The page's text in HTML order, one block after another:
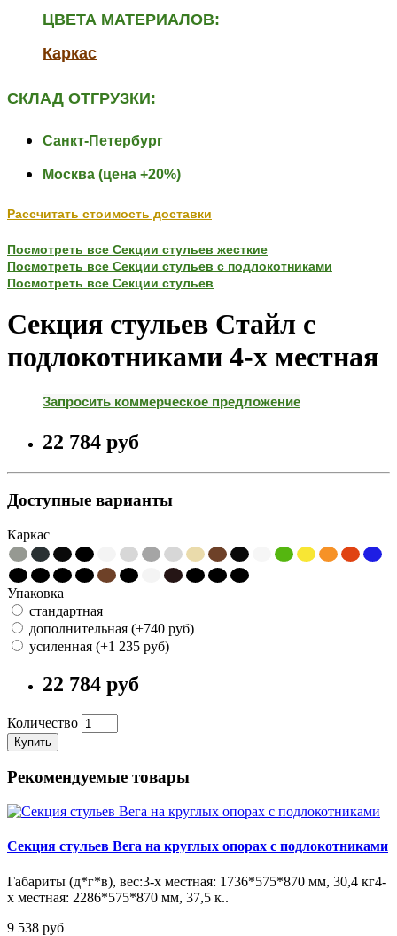
ЦВЕТА МАТЕРИАЛОВ:
Каркас
СКЛАД ОТГРУЗКИ:
Санкт-Петербург
Москва (цена +20%)
Рассчитать стоимость доставки
Посмотреть все Секции стульев жесткие
Посмотреть все Секции стульев с подлокотниками
Посмотреть все Секции стульев
Секция стульев Стайл с
подлокотниками 4-х местная
Запросить коммерческое предложение
22 784 pуб
Доступные варианты
Каркас
Упаковка
стандартная
дополнительная (+740 pуб)
усиленная (+1 235 pуб)
22 784 pуб
Количество
Купить
Рекомендуемые товары
Секция стульев Вега на круглых опорах с подлокотниками
Габариты (д*г*в), вес:3-х местная: 1736*575*870 мм, 30,4 кг4-
х местная: 2286*575*870 мм, 37,5 к..
9 538 pуб